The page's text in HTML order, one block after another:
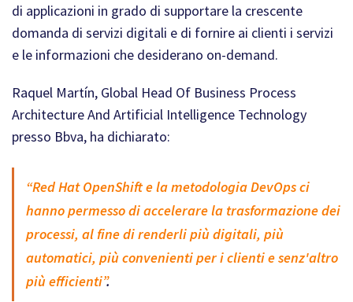
di applicazioni in grado di supportare la crescente
domanda di servizi digitali e di fornire ai clienti i servizi
e le informazioni che desiderano on-demand.
Raquel Martín, Global Head Of Business Process
Architecture And Artificial Intelligence Technology
presso Bbva, ha dichiarato:
“Red Hat OpenShift e la metodologia DevOps ci
hanno permesso di accelerare la trasformazione dei
processi, al fine di renderli più digitali, più
automatici, più convenienti per i clienti e senz'altro
più efficienti”.